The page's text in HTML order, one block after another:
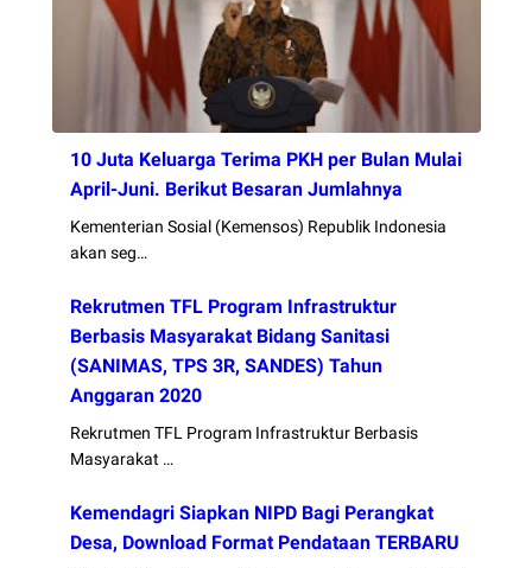
10 Juta Keluarga Terima PKH per Bulan Mulai
April-Juni. Berikut Besaran Jumlahnya
Kementerian Sosial (Kemensos) Republik Indonesia
akan seg…
Rekrutmen TFL Program Infrastruktur
Berbasis Masyarakat Bidang Sanitasi
(SANIMAS, TPS 3R, SANDES) Tahun
Anggaran 2020
Rekrutmen TFL Program Infrastruktur Berbasis
Masyarakat …
Kemendagri Siapkan NIPD Bagi Perangkat
Desa, Download Format Pendataan TERBARU